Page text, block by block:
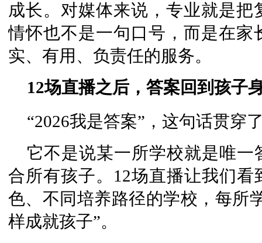
成长。对媒体来说，专业就是
情怀也不是一句口号，而是在
实、有用、负责任的服务。
12场直播之后，答案回到孩子
“2026我是答案”，这句话贯穿
它不是说某一所学校就是唯
合所有孩子。12场直播让我们
色、不同培养路径的学校，每所
样成就孩子”。